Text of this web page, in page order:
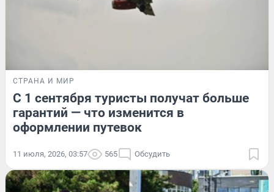
СТРАНА И МИР
С 1 сентября туристы получат больше
гарантий — что изменится в
оформлении путевок
11 июля, 2026, 03:57 565 Обсудить